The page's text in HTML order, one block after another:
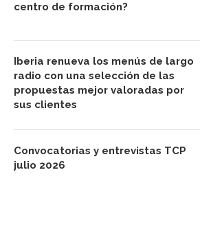
centro de formación?
Iberia renueva los menús de largo
radio con una selección de las
propuestas mejor valoradas por
sus clientes
Convocatorias y entrevistas TCP
julio 2026